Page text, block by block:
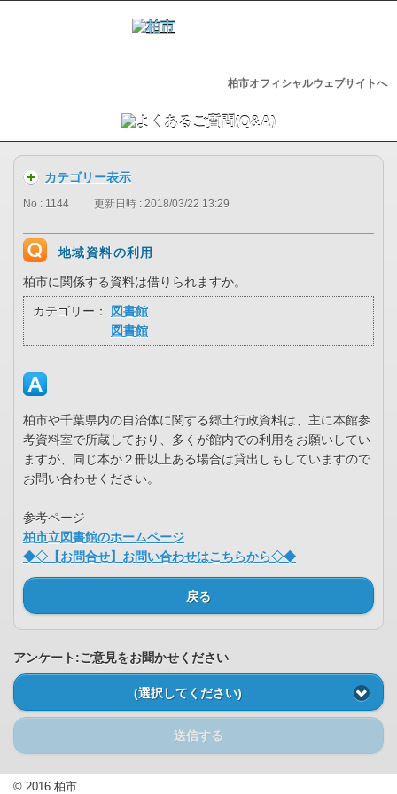
柏市オフィシャルウェブサイトへ
カテゴリー表示
No : 1144 更新日時 : 2018/03/22 13:29
地域資料の利用
柏市に関係する資料は借りられますか。
カテゴリー：
図書館
図書館
柏市や千葉県内の自治体に関する郷土行政資料は、主に本館参
考資料室で所蔵しており、多くが館内での利用をお願いしてい
ますが、同じ本が２冊以上ある場合は貸出しもしていますので
お問い合わせください。
参考ページ
柏市立図書館のホームページ
◆◇【お問合せ】お問い合わせはこちらから◇◆
戻る
アンケート:ご意見をお聞かせください
(選択してください)
送信する
© 2016 柏市